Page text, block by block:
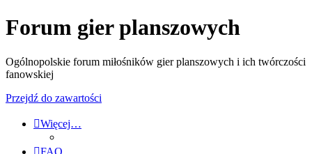
Forum gier planszowych
Ogólnopolskie forum miłośników gier planszowych i ich twórczości
fanowskiej
Przejdź do zawartości
Więcej…
FAQ